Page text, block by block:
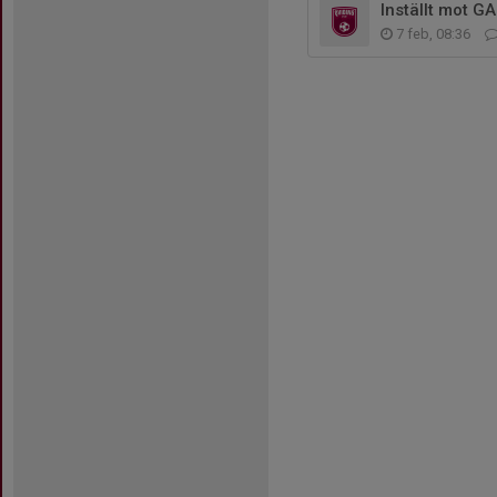
Inställt mot
7 feb, 08:36